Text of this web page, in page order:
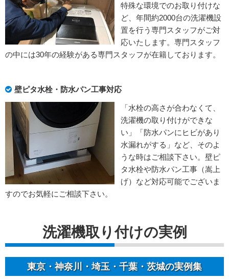
特殊な環境でのお取り付けな
ど、年間約2000台の洗濯機設
置を行う専門スタッフがご対
応いたします。専門スタッフ
の中には30年の経験がある専門スタッフが在籍しております。
壁ピタ水栓・防水パン工事対応
「水栓の高さが合わなくて、
洗濯機の取り付けができな
い」「防水パンにヒビがあり
水漏れがする」など、そのよ
うな時はご相談下さい。壁ピ
タ水栓や防水パン工事（嵩上
げ）など対応可能でございま
すのでお気軽にご相談下さい。
洗濯機取り付けの実例
東京・神奈川・埼玉・千葉・茨城の実例集